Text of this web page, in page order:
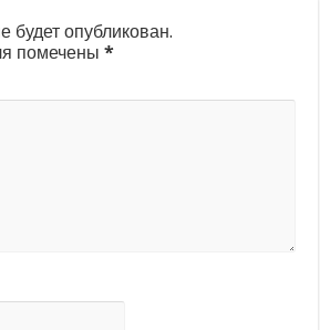
будет опубликован.
помечены*